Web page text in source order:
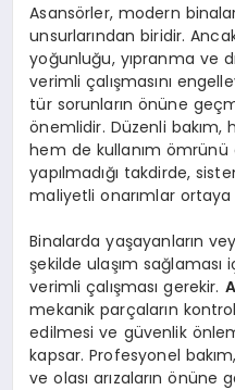
Asansörler, modern
unsurlarından biridir.
yoğunluğu, yıpranma ve
verimli çalışmasını
tür sorunların önüne
önemlidir. Düzenli
hem de kullanım ömrünü
yapılmadığı takdirde,
maliyetli onarımlar ortaya
Binalarda yaşayanların
şekilde ulaşım
verimli çalışması gerekir.
mekanik parçaların
edilmesi ve güvenlik
kapsar. Profesyonel
ve olası arızaların önüne